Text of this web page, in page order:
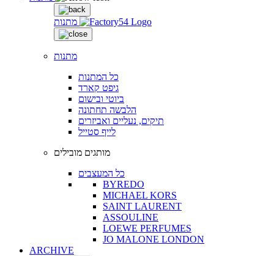
מתנות
מתנות
כל המתנות
גיפט קארד
ביוטי ובישום
הלבשה תחתונה
תיקים, נעליים ואביזרים
לייף סטייל
מותגים מובילים
כל המעצבים
BYREDO
MICHAEL KORS
SAINT LAURENT
ASSOULINE
LOEWE PERFUMES
JO MALONE LONDON
ARCHIVE